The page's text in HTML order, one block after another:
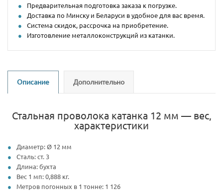
Предварительная подготовка заказа к погрузке.
Доставка по Минску и Беларуси в удобное для вас время.
Система скидок, рассрочка на приобретение.
Изготовление металлоконструкций из катанки.
Описание Дополнительно
Стальная проволока катанка 12 мм — вес,
характеристики
Диаметр: Ø 12 мм
Сталь: ст. 3
Длина: бухта
Вес 1 мп: 0,888 кг.
Метров погонных в 1 тонне: 1 126